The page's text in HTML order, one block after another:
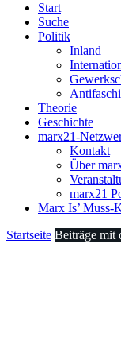
Start
Suche
Politik
Inland
Theorie
Geschichte
marx21-
Kontakt
Über
marx21
Marx Is’ Muss-
Startseite Beiträge mit